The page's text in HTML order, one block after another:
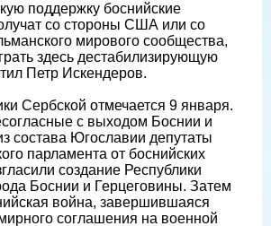
поддержку боснийские
со стороны США или со
мирового сообщества,
здесь дестабилизирующую
Петр Искендеров.
Сербской отмечается 9 января.
с выходом Боснии и
состава Югославии депутаты
парламента от боснийских
создание Республики
Боснии и Герцеговины. Затем
война, завершившаяся
соглашения на военной